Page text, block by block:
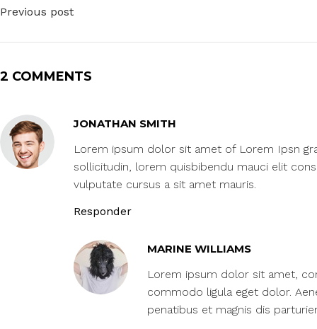
Previous post
2 COMMENTS
JONATHAN SMITH
Lorem ipsum dolor sit amet of Lorem Ipsn
sollicitudin, lorem quisbibendu mauci elit
vulputate cursus a sit amet mauris.
Responder
MARINE WILLIAMS
Lorem ipsum dolor sit amet,
commodo ligula eget dolor.
penatibus et magnis dis